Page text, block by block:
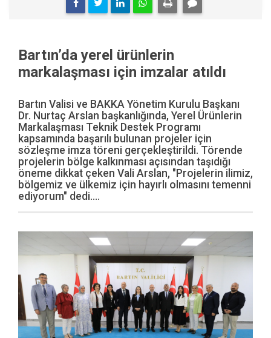
Bartın’da yerel ürünlerin
markalaşması için imzalar atıldı
Bartın Valisi ve BAKKA Yönetim Kurulu Başkanı
Dr. Nurtaç Arslan başkanlığında, Yerel Ürünlerin
Markalaşması Teknik Destek Programı
kapsamında başarılı bulunan projeler için
sözleşme imza töreni gerçekleştirildi. Törende
projelerin bölge kalkınması açısından taşıdığı
öneme dikkat çeken Vali Arslan, "Projelerin ilimiz,
bölgemiz ve ülkemiz için hayırlı olmasını temenni
ediyorum" dedi....